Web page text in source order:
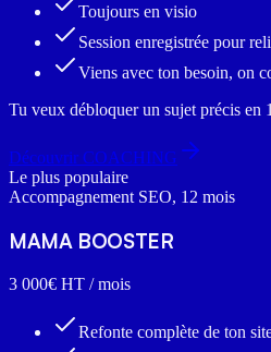
Toujours en visio
Session enregistrée pour
Viens avec ton besoin, on
Tu veux débloquer un sujet précis en
Découvrir COACHING
Le plus populaire
Accompagnement SEO, 12 mois
MAMA BOOSTER
3 000€ HT / mois
Refonte complète de ton